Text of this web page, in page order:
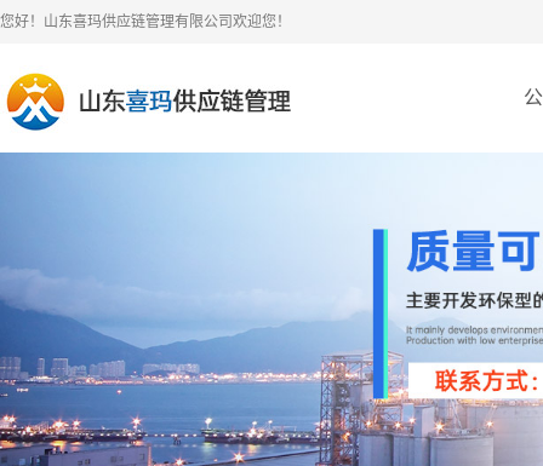
您好！山东喜玛供应链管理有限公司欢迎您！